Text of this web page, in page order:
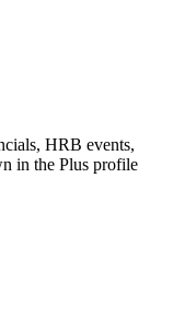
HRB events,
in the Plus profile